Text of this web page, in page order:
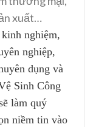
xuất…
nghiệm,
nghiệp,
dụng và
Sinh Công
làm quý
niềm tin vào